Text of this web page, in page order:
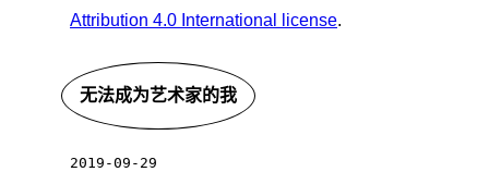
Attribution 4.0 International license.
无法成为艺术家的我
2019-09-29